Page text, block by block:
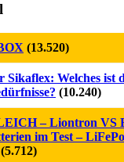
(13.520)
Sikaflex: Welches ist
(10.240)
– Liontron VS
im Test –
(5.712)